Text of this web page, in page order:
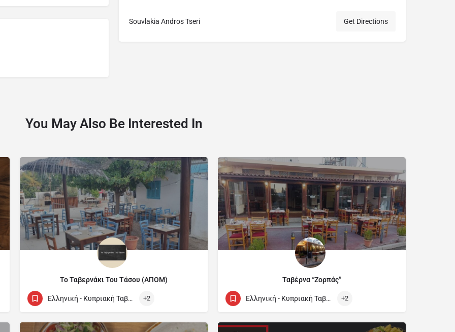
Souvlakia Andros Tseri Get Directions
You May Also Be Interested In
Το Ταβερνάκι Του Τάσου (ΑΠΟΜ)
97697950Ελληνική - Κυπριακή Ταβέρνα / Cypriot and Greek Tavern +2
Ταβέρνα “Ζορπάς”
22777715 Agiou Pavlou
Ελληνική - Κυπριακή Ταβέρνα / Cypriot and Greek Tavern +2